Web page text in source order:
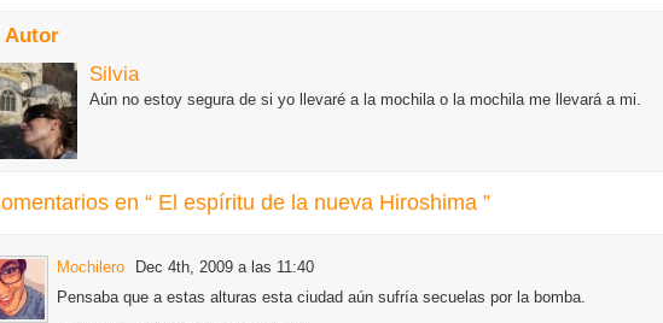
Autor
Silvia
Aún no estoy segura de si yo llevaré a la mochila o la mochila me llevará a mi.
en “ El espíritu de la nueva Hiroshima ”
Mochilero
Dec 4th, 2009 a las 11:40
Pensaba que a estas alturas esta ciudad aún sufría secuelas por la bomba.